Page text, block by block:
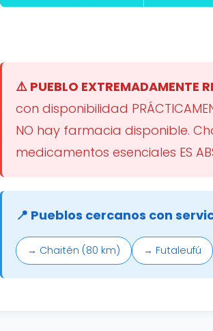
⚠️ PUEBLO EXTREMADAMENTE
con disponibilidad
NO hay farmacia disponible.
medicamentos esenciales ES
📍 Pueblos cercanos con
→ Chaitén (80 km) → Futaleufú